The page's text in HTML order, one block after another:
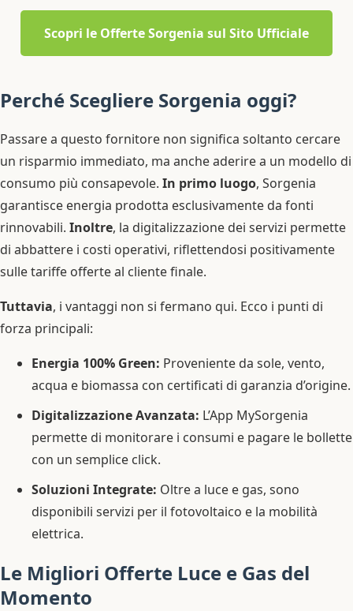
Scopri le Offerte Sorgenia sul Sito Ufficiale
Perché Scegliere Sorgenia oggi?
Passare a questo fornitore non significa soltanto cercare
un risparmio immediato, ma anche aderire a un modello di
consumo più consapevole. In primo luogo, Sorgenia
garantisce energia prodotta esclusivamente da fonti
rinnovabili. Inoltre, la digitalizzazione dei servizi permette
di abbattere i costi operativi, riflettendosi positivamente
sulle tariffe offerte al cliente finale.
Tuttavia, i vantaggi non si fermano qui. Ecco i punti di
forza principali:
Energia 100% Green: Proveniente da sole, vento,
acqua e biomassa con certificati di garanzia d’origine.
Digitalizzazione Avanzata: L’App MySorgenia
permette di monitorare i consumi e pagare le bollette
con un semplice click.
Soluzioni Integrate: Oltre a luce e gas, sono
disponibili servizi per il fotovoltaico e la mobilità
elettrica.
Le Migliori Offerte Luce e Gas del
Momento